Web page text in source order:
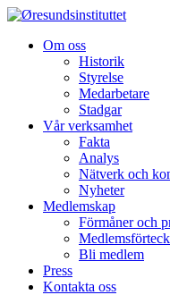
Om oss
Historik
Styrelse
Medarbetare
Stadgar
Vår verksamhet
Fakta
Analys
Nätverk och
Nyheter
Medlemskap
Förmåner och
Bli medlem
Press
Kontakta oss